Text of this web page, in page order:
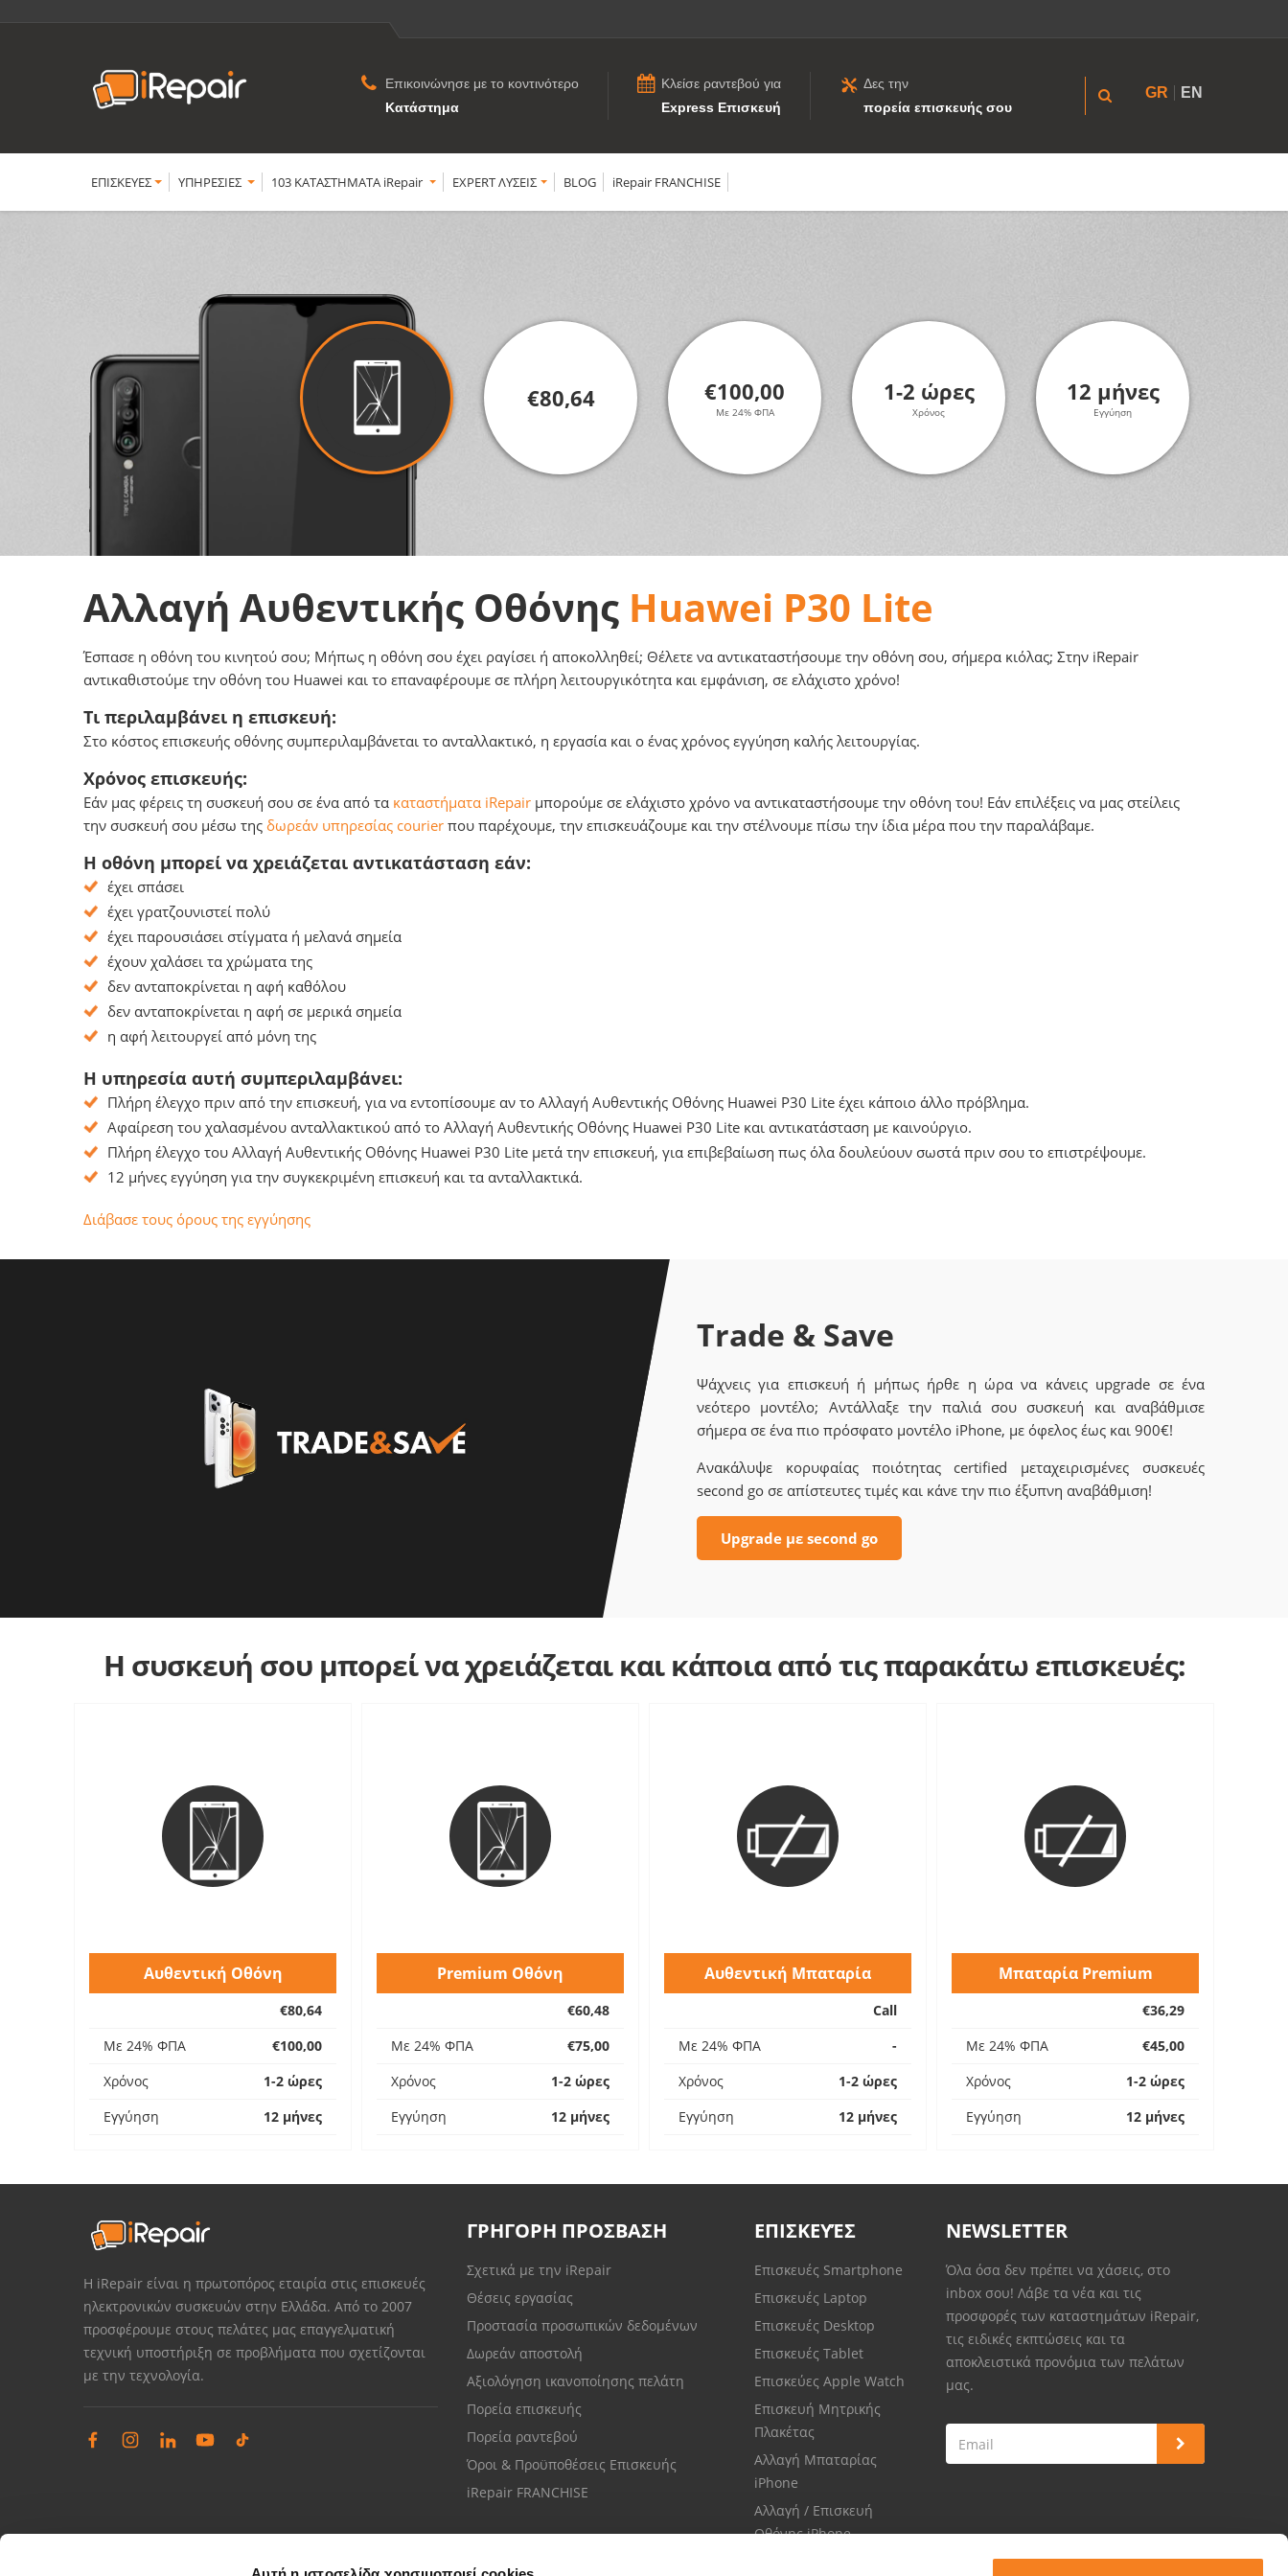
Επικοινώνησε με το κοντινότερο
Κατάστημα
Κλείσε ραντεβού για
Express Επισκευή
Δες την
πορεία επισκευής σου
GR EN
ΕΠΙΣΚΕΥΕΣ YΠΗΡΕΣΙΕΣ 103 ΚΑΤΑΣΤΗΜΑΤΑ iRepair EXPERT ΛΥΣΕΙΣ BLOG iRepair FRANCHISE
€80,64 €100,00
Με 24% ΦΠΑ
1-2 ώρες
Χρόνος
12 μήνες
Εγγύηση
Αλλαγή Αυθεντικής Οθόνης Huawei P30 Lite
Έσπασε η οθόνη του κινητού σου; Μήπως η οθόνη σου έχει ραγίσει ή αποκολληθεί; Θέλετε να αντικαταστήσουμε την οθόνη σου, σήμερα κιόλας; Στην iRepair
αντικαθιστούμε την οθόνη του Huawei και το επαναφέρουμε σε πλήρη λειτουργικότητα και εμφάνιση, σε ελάχιστο χρόνο!
Τι περιλαμβάνει η επισκευή:
Στο κόστος επισκευής οθόνης συμπεριλαμβάνεται το ανταλλακτικό, η εργασία και o ένας χρόνος εγγύηση καλής λειτουργίας.
Χρόνος επισκευής:
Εάν μας φέρεις τη συσκευή σου σε ένα από τα καταστήματα iRepair μπορούμε σε ελάχιστο χρόνο να αντικαταστήσουμε την οθόνη του! Εάν επιλέξεις να μας στείλεις
την συσκευή σου μέσω της δωρεάν υπηρεσίας courier που παρέχουμε, την επισκευάζουμε και την στέλνουμε πίσω την ίδια μέρα που την παραλάβαμε.
Η οθόνη μπορεί να χρειάζεται αντικατάσταση εάν:
έχει σπάσει
έχει γρατζουνιστεί πολύ
έχει παρουσιάσει στίγματα ή μελανά σημεία
έχουν χαλάσει τα χρώματα της
δεν ανταποκρίνεται η αφή καθόλου
δεν ανταποκρίνεται η αφή σε μερικά σημεία
η αφή λειτουργεί από μόνη της
Η υπηρεσία αυτή συμπεριλαμβάνει:
Πλήρη έλεγχο πριν από την επισκευή, για να εντοπίσουμε αν το Αλλαγή Αυθεντικής Οθόνης Huawei P30 Lite έχει κάποιο άλλο πρόβλημα.
Αφαίρεση του χαλασμένου ανταλλακτικού από το Αλλαγή Αυθεντικής Οθόνης Huawei P30 Lite και αντικατάσταση με καινούργιο.
Πλήρη έλεγχο του Αλλαγή Αυθεντικής Οθόνης Huawei P30 Lite μετά την επισκευή, για επιβεβαίωση πως όλα δουλεύουν σωστά πριν σου το επιστρέψουμε.
12 μήνες εγγύηση για την συγκεκριμένη επισκευή και τα ανταλλακτικά.
Διάβασε τους όρους της εγγύησης
Trade & Save
Ψάχνεις για επισκευή ή μήπως ήρθε η ώρα να κάνεις upgrade σε ένα
νεότερο μοντέλο; Αντάλλαξε την παλιά σου συσκευή και αναβάθμισε
σήμερα σε ένα πιο πρόσφατο μοντέλο iPhone, με όφελος έως και 900€!
Ανακάλυψε κορυφαίας ποιότητας certified μεταχειρισμένες συσκευές
second go σε απίστευτες τιμές και κάνε την πιο έξυπνη αναβάθμιση!
Upgrade με second go
Η συσκευή σου μπορεί να χρειάζεται και κάποια από τις παρακάτω επισκευές:
Αυθεντική Οθόνη
€80,64
Με 24% ΦΠΑ
€100,00
Χρόνος
1-2 ώρες
Εγγύηση
12 μήνες
Premium Οθόνη
€60,48
Με 24% ΦΠΑ
€75,00
Χρόνος
1-2 ώρες
Εγγύηση
12 μήνες
Αυθεντική Μπαταρία
Call
Με 24% ΦΠΑ
-
Χρόνος
1-2 ώρες
Εγγύηση
12 μήνες
Μπαταρία Premium
€36,29
Με 24% ΦΠΑ
€45,00
Χρόνος
1-2 ώρες
Εγγύηση
12 μήνες
Η iRepair είναι η πρωτοπόρος εταιρία στις επισκευές
ηλεκτρονικών συσκευών στην Ελλάδα. Από το 2007
προσφέρουμε στους πελάτες μας επαγγελματική
τεχνική υποστήριξη σε προβλήματα που σχετίζονται
με την τεχνολογία.
ΓΡΗΓΟΡΗ ΠΡΟΣΒΑΣΗ
Σχετικά με την iRepair
Θέσεις εργασίας
Προστασία προσωπικών δεδομένων
Δωρεάν αποστολή
Αξιολόγηση ικανοποίησης πελάτη
Πορεία επισκευής
Πορεία ραντεβού
Όροι & Προϋποθέσεις Επισκευής
iRepair FRANCHISE
ΕΠΙΣΚΕΥΈΣ
Επισκευές Smartphone
Επισκευές Laptop
Επισκευές Desktop
Επισκευές Tablet
Επισκεύες Apple Watch
Επισκευή Μητρικής
Πλακέτας
Αλλαγή Μπαταρίας
iPhone
Αλλαγή / Επισκευή
Οθόνης iPhone
NEWSLETTER
Όλα όσα δεν πρέπει να χάσεις, στο
inbox σου! Λάβε τα νέα και τις
προσφορές των καταστημάτων iRepair,
τις ειδικές εκπτώσεις και τα
αποκλειστικά προνόμια των πελάτων
μας.